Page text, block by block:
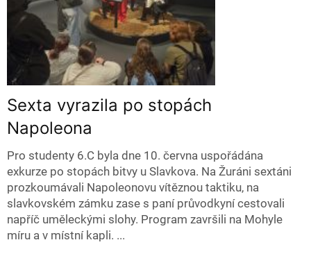
Sexta vyrazila po stopách
Napoleona
Pro studenty 6.C byla dne 10. června uspořádána
exkurze po stopách bitvy u Slavkova. Na Žuráni sextáni
prozkoumávali Napoleonovu vítěznou taktiku, na
slavkovském zámku zase s paní průvodkyní cestovali
napříč uměleckými slohy. Program završili na Mohyle
míru a v místní kapli. ...